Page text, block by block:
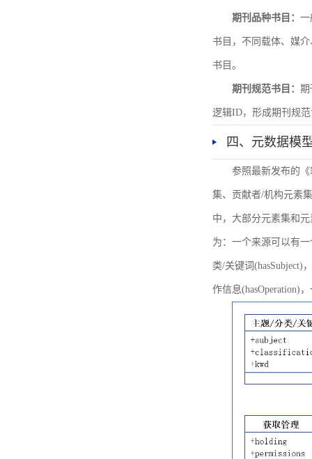
期刊品种书目： 一
书目，不同载体、媒
书目。
期刊规范书目： 期
逻辑ID，形成期刊规
四、元数据模
参照最新发布的
集、贡献者/机构元素
中，大部分元素集和
为：一个来源可以有
类/关键词(hasSubject)
作信息(hasOperation)